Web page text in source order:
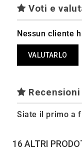
Voti e
Nessun cliente
VALUTARLO
Recensioni
Siate il primo a
16 ALTRI